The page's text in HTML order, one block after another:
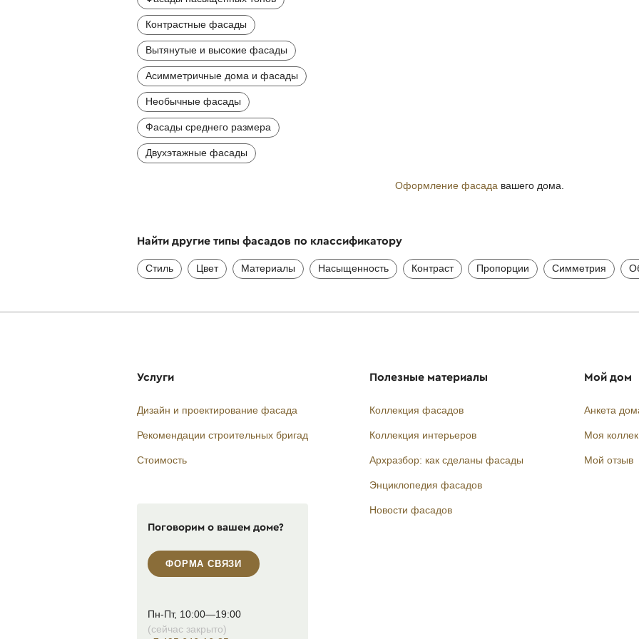
Контрастные фасады
Вытянутые и высокие фасады
Асимметричные дома и фасады
Необычные фасады
Фасады среднего размера
Двухэтажные фасады
Оформление фасада вашего дома.
Найти другие типы фасадов по классификатору
Стиль Цвет Материалы Насыщенность Контраст Пропорции Симметрия
Услуги
Дизайн и проектирование фасада
Рекомендации строительных бригад
Стоимость
Поговорим о вашем доме?
ФОРМА СВЯЗИ
Пн-Пт, 10:00—19:00
(сейчас закрыто)
Полезные материалы
Коллекция фасадов
Коллекция интерьеров
Архразбор: как сделаны фасады
Энциклопедия фасадов
Новости фасадов
Мой дом
Анкета
Моя
Мой отзыв